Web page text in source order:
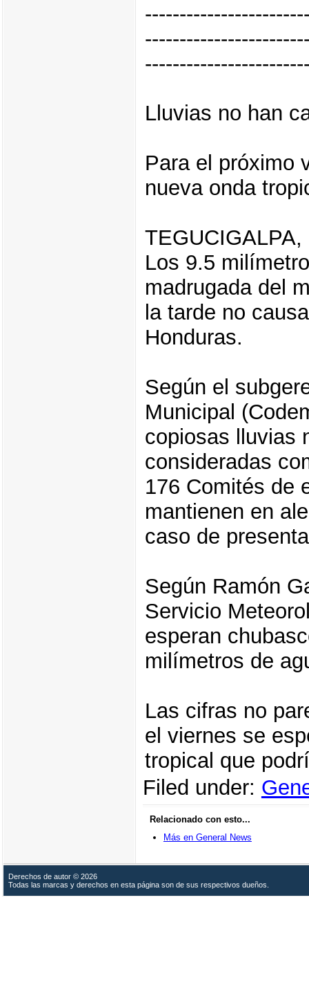
Lluvias no han
Para el próximo
nueva onda
Los 9.5
madrugada del
la tarde no
Honduras.
Según el
Municipal
copiosas lluvias
consideradas
176 Comités de
mantienen en
caso de
Según Ramón
Servicio
esperan
milímetros de
Las cifras no
el viernes se
tropical que
Filed under:
Relacionado con esto...
Más en General News
Derechos de autor © 2026
Todas las marcas y derechos en esta página son de sus respectivos dueños.